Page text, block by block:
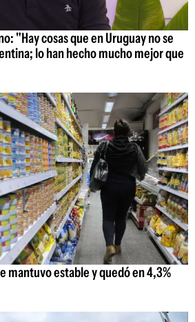
"Hay cosas que en Uruguay no se
lo han hecho mucho mejor que
mantuvo estable y quedó en 4,3%